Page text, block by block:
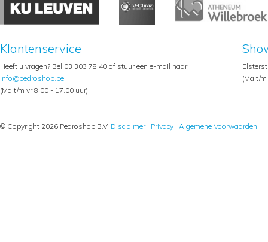
Klantenservice
Heeft u vragen? Bel 03 303 78 40 of stuur een e-mail naar
info@pedroshop.be
(Ma t/m vr 8.00 - 17.00 uur)
(Ma t/
© Copyright 2026 Pedroshop B.V. Disclaimer| Privacy | Algemene Voorwaarden